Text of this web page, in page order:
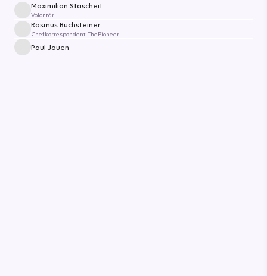
Maximilian Stascheit
Volontär
Rasmus Buchsteiner
Chefkorrespondent ThePioneer
Paul Jouen